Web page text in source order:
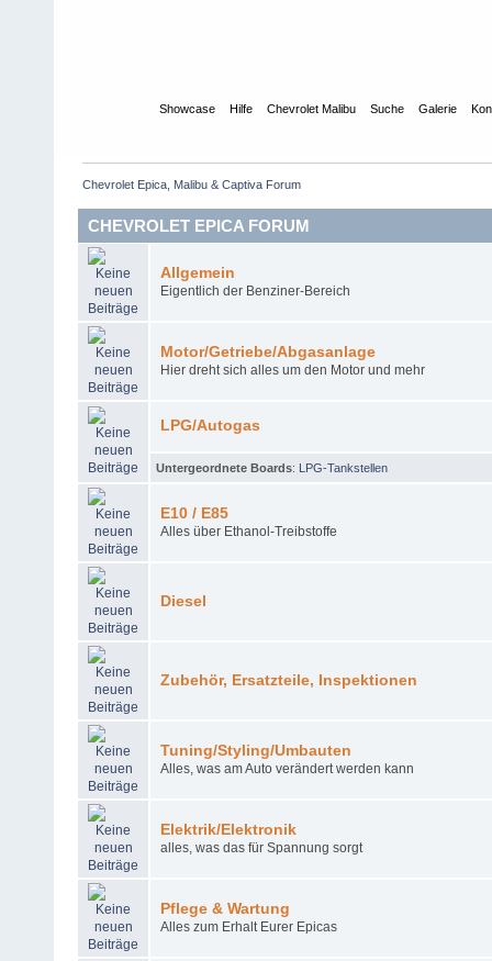
Showcase Hilfe Chevrolet Malibu Suche Galerie
Chevrolet Epica, Malibu & Captiva Forum
CHEVROLET EPICA FORUM
Allgemein
Eigentlich der Benziner-Bereich
Motor/Getriebe/Abgasanlage
Hier dreht sich alles um den Motor und mehr
LPG/Autogas
Untergeordnete Boards: LPG-Tankstellen
E10 / E85
Alles über Ethanol-Treibstoffe
Diesel
Zubehör, Ersatzteile, Inspektionen
Tuning/Styling/Umbauten
Alles, was am Auto verändert werden kann
Elektrik/Elektronik
alles, was das für Spannung sorgt
Pflege & Wartung
Alles zum Erhalt Eurer Epicas